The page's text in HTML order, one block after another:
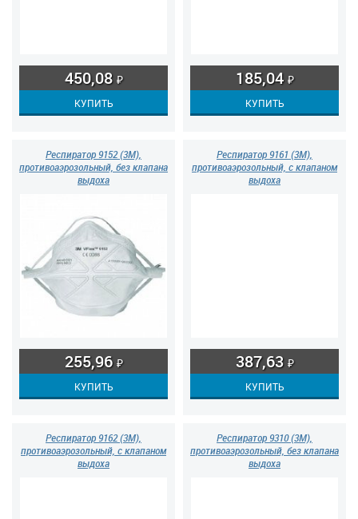
450,08 ₽ 185,04 ₽
Респиратор 9152 (3М),
противоаэрозольный, без клапана
выдоха
255,96 ₽
Респиратор 9161 (3М),
противоаэрозольный, с клапаном
выдоха
387,63 ₽
Респиратор 9162 (3М),
противоаэрозольный, с клапаном
выдоха
Респиратор 9310 (3М),
противоаэрозольный, без клапана
выдоха